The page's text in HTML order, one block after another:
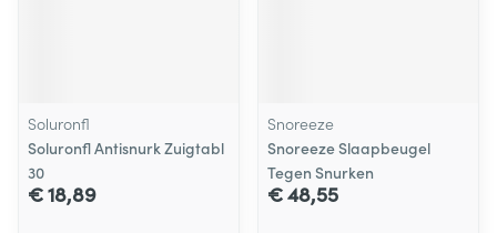
Soluronfl
Soluronfl Antisnurk Zuigtabl
30
€ 18,89
Snoreeze
Snoreeze Slaapbeugel
Tegen Snurken
€ 48,55